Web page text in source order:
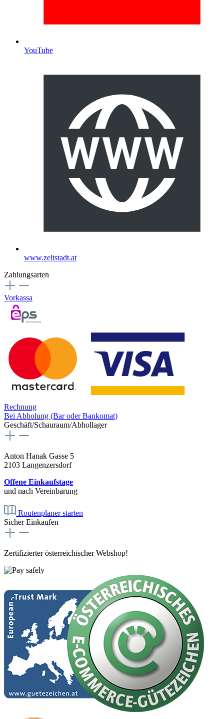
YouTube
www.zeltstadt.at
Zahlungsarten
Vorkassa
Rechnung
Bei Abholung (Bar oder Bankomat)
Geschäft/Schauraum/Abhollager
Anton Hanak Gasse 5
2103 Langenzersdorf
Offene Einkaufstage
und nach Vereinbarung
Routenplaner starten
Sicher Einkaufen
Zertifizierter österreichischer Webshop!